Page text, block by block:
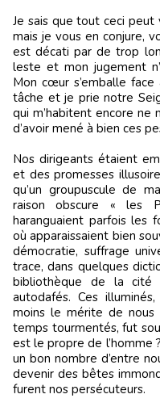
Je sais que tout ceci
mais je vous en conjure,
est décati par de trop
leste et mon jugement
Mon cœur s’emballe
tâche et je prie notre
qui m’habitent encore ne
d’avoir mené à bien ces
Nos dirigeants étaient
et des promesses
qu’un groupuscule de
raison obscure « les
haranguaient parfois les
où apparaissaient bien
démocratie, suffrage
trace, dans quelques
bibliothèque de la cité
autodafés. Ces
moins le mérite de nous
temps tourmentés, fut
est le propre de l’homme
un bon nombre d’entre
devenir des bêtes
furent nos persécuteurs.